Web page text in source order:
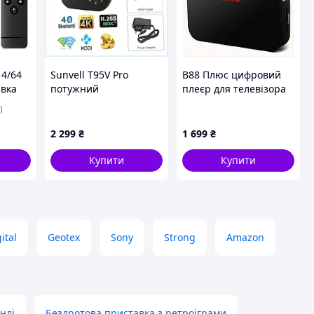
4/64
TV
Sunvell T95V Pro
потужний
2 299 ₴
Купити
В88 Плюс цифровий
плеєр для телевізора
1 699 ₴
Купити
Geotex Sony Strong Amazon